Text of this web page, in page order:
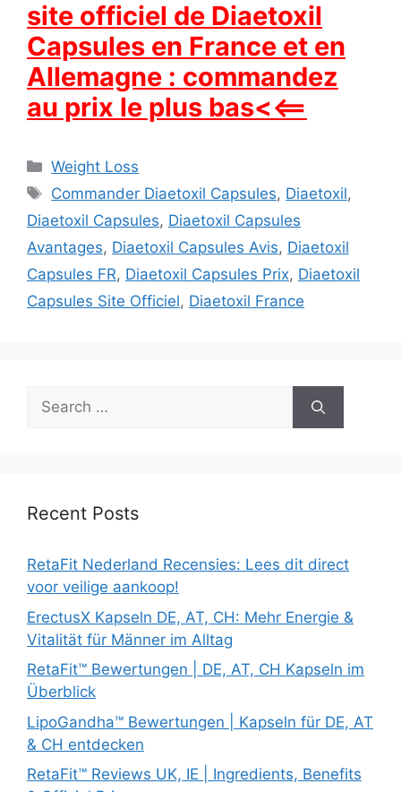
site officiel de Diaetoxil
Capsules en France et en
Allemagne : commandez
au prix le plus bas<<==
Categories
Weight Loss
Tags
Commander Diaetoxil Capsules, Diaetoxil,
Diaetoxil Capsules, Diaetoxil Capsules
Avantages, Diaetoxil Capsules Avis, Diaetoxil
Capsules FR, Diaetoxil Capsules Prix, Diaetoxil
Capsules Site Officiel, Diaetoxil France
Search
for:
Recent Posts
RetaFit Nederland Recensies: Lees dit direct
voor veilige aankoop!
ErectusX Kapseln DE, AT, CH: Mehr Energie &
Vitalität für Männer im Alltag
RetaFit™ Bewertungen | DE, AT, CH Kapseln im
Überblick
LipoGandha™ Bewertungen | Kapseln für DE, AT
& CH entdecken
RetaFit™ Reviews UK, IE | Ingredients, Benefits